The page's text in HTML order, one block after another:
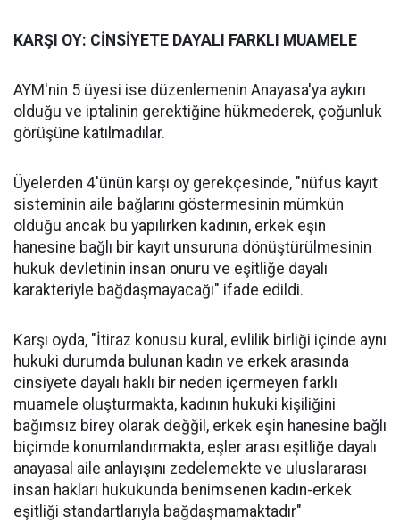
KARŞI OY: CİNSİYETE DAYALI FARKLI MUAMELE
AYM'nin 5 üyesi ise düzenlemenin Anayasa'ya aykırı
olduğu ve iptalinin gerektiğine hükmederek, çoğunluk
görüşüne katılmadılar.
Üyelerden 4'ünün karşı oy gerekçesinde, "nüfus kayıt
sisteminin aile bağlarını göstermesinin mümkün
olduğu ancak bu yapılırken kadının, erkek eşin
hanesine bağlı bir kayıt unsuruna dönüştürülmesinin
hukuk devletinin insan onuru ve eşitliğe dayalı
karakteriyle bağdaşmayacağı" ifade edildi.
Karşı oyda, "İtiraz konusu kural, evlilik birliği içinde aynı
hukuki durumda bulunan kadın ve erkek arasında
cinsiyete dayalı haklı bir neden içermeyen farklı
muamele oluşturmakta, kadının hukuki kişiliğini
bağımsız birey olarak değğil, erkek eşin hanesine bağlı
biçimde konumlandırmakta, eşler arası eşitliğe dayalı
anayasal aile anlayışını zedelemekte ve uluslararası
insan hakları hukukunda benimsenen kadın-erkek
eşitliği standartlarıyla bağdaşmamaktadır"